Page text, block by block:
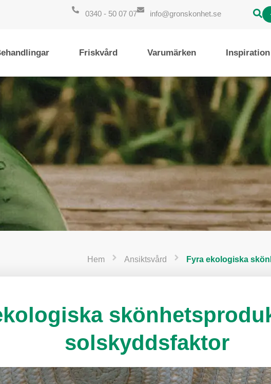
0340 - 50 07 07 info@gronskonhet.se
Friskvård Varumärken Inspiration
Hem Ansiktsvård Fyra ekologiska
solskyddsfaktor